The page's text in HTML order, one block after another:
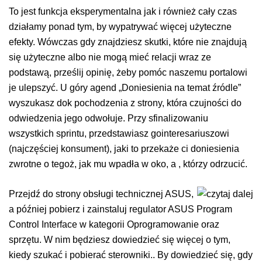
To jest funkcja eksperymentalna jak i również cały czas
działamy ponad tym, by wypatrywać więcej użyteczne
efekty. Wówczas gdy znajdziesz skutki, które nie znajdują
się użyteczne albo nie mogą mieć relacji wraz ze
podstawą, prześlij opinię, żeby pomóc naszemu portalowi
je ulepszyć. U góry agend „Doniesienia na temat źródle”
wyszukasz dok pochodzenia z strony, która czujności do
odwiedzenia jego odwołuje. Przy sfinalizowaniu
wszystkich sprintu, przedstawiasz gointeresariuszowi
(najczęściej konsument), jaki to przekaże ci doniesienia
zwrotne o tegoż, jak mu wpadła w oko, a , którzy odrzucić.
Przejdź do strony obsługi technicznej ASUS,
a później pobierz i zainstaluj regulator ASUS Program
Control Interface w kategorii Oprogramowanie oraz
sprzętu. W nim będziesz dowiedzieć się więcej o tym,
kiedy szukać i pobierać sterowniki.. By dowiedzieć się, gdy